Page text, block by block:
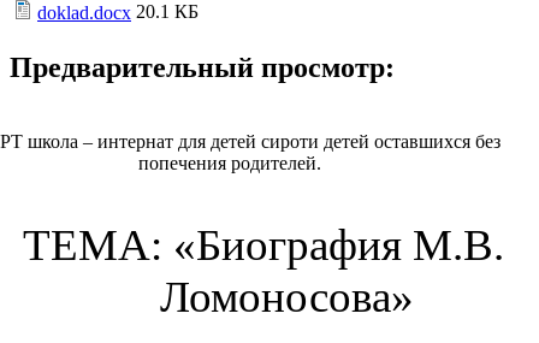
doklad.docx 20.1 КБ
Предварительный просмотр:
школа – интернат для детей сироти детей оставшихся без
попечения родителей.
ТЕМА: «Биография М.В.
Ломоносова»